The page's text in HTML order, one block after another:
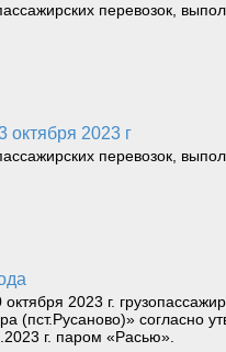
перевозок,
октября 2023 г
перевозок,
2023 г.
(пст.Русаново)»
г. паром «Расью».